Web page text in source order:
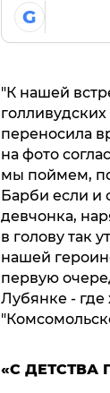
G
"К нашей
переносила
на фото
мы поймем,
Барби если и
девчонка,
в голову так
нашей
первую
Лубянке -
«С ДЕТСТВА